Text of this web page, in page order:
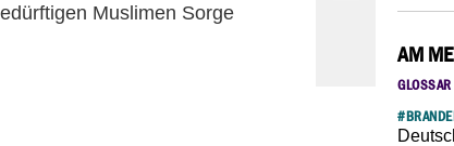
Muslimen Sorge
AM
GLOSSAR